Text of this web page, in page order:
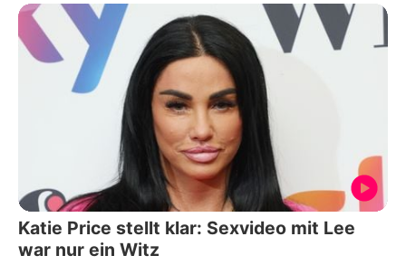
Katie Price stellt klar: Sexvideo mit Lee
war nur ein Witz